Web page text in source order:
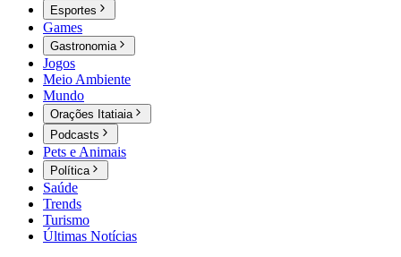
Esportes
Games
Gastronomia
Jogos
Meio Ambiente
Mundo
Orações Itatiaia
Podcasts
Pets e Animais
Política
Saúde
Trends
Turismo
Últimas Notícias